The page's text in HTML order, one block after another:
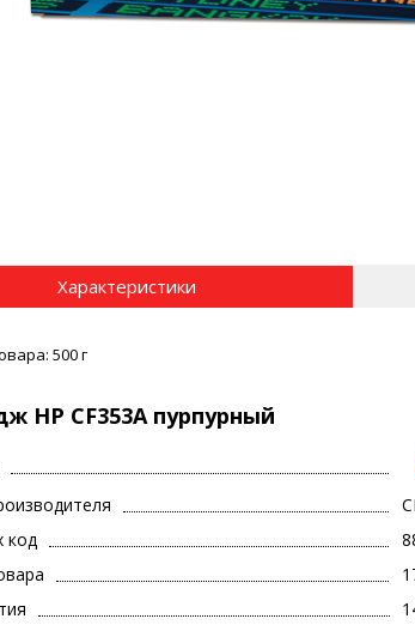
Характеристики
500 г
HP CF353A пурпурный
код